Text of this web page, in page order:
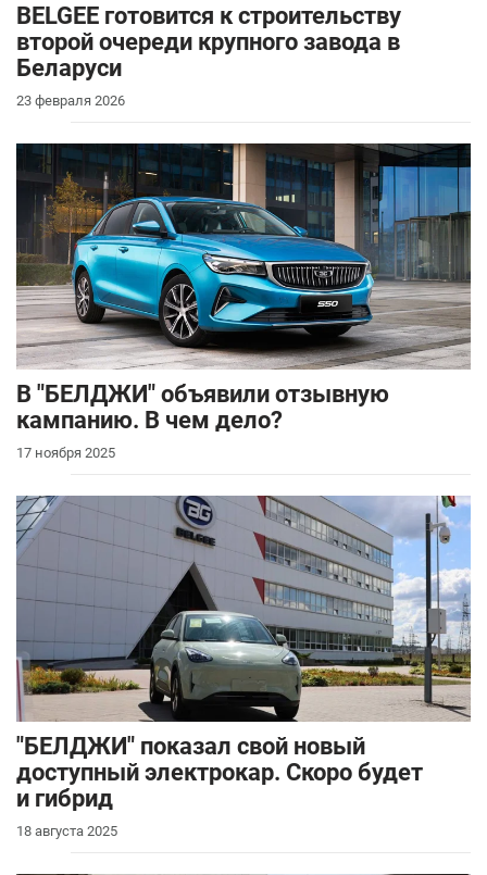
BELGEE готовится к строительству
второй очереди крупного завода в
Беларуси
23 февраля 2026
В "БЕЛДЖИ" объявили отзывную
кампанию. В чем дело?
17 ноября 2025
"БЕЛДЖИ" показал свой новый
доступный электрокар. Скоро будет
и гибрид
18 августа 2025